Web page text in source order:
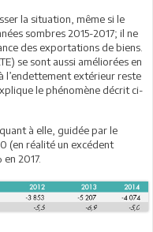
la situation, même si le
sombres 2015-2017; il ne
des exportations de biens.
se sont aussi améliorées en
l’endettement extérieur reste
le phénomène décrit ci-
à elle, guidée par le
(en réalité un excédent
2017.